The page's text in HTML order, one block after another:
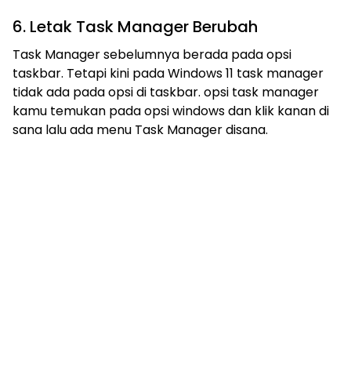
6. Letak Task Manager Berubah
Task Manager sebelumnya berada pada opsi
taskbar. Tetapi kini pada Windows 11 task manager
tidak ada pada opsi di taskbar. opsi task manager
kamu temukan pada opsi windows dan klik kanan di
sana lalu ada menu Task Manager disana.